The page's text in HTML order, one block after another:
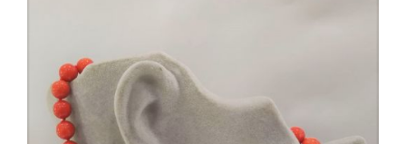
AGGIUNGI AL CARRELLO